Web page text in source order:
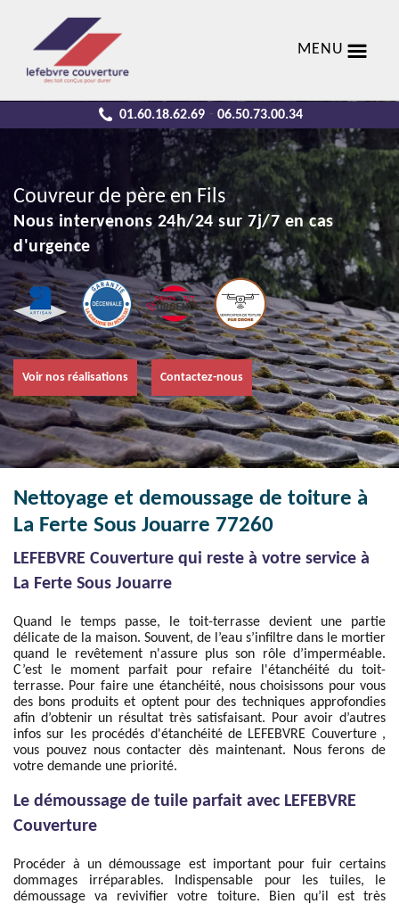
MENU
01.60.18.62.69 - 06.50.73.00.34
Couvreur de père en Fils
Nous intervenons 24h/24 sur 7j/7 en cas
d'urgence
Voir nos réalisations Contactez-nous
Nettoyage et demoussage de toiture à
La Ferte Sous Jouarre 77260
LEFEBVRE Couverture qui reste à votre service à
La Ferte Sous Jouarre
Quand le temps passe, le toit-terrasse devient une partie
délicate de la maison. Souvent, de l’eau s’infiltre dans le mortier
quand le revêtement n'assure plus son rôle d’imperméable.
C’est le moment parfait pour refaire l'étanchéité du toit-
terrasse. Pour faire une étanchéité, nous choisissons pour vous
des bons produits et optent pour des techniques approfondies
afin d’obtenir un résultat très satisfaisant. Pour avoir d’autres
infos sur les procédés d'étanchéité de LEFEBVRE Couverture ,
vous pouvez nous contacter dès maintenant. Nous ferons de
votre demande une priorité.
Le démoussage de tuile parfait avec LEFEBVRE
Couverture
Procéder à un démoussage est important pour fuir certains
dommages irréparables. Indispensable pour les tuiles, le
démoussage va revivifier votre toiture. Bien qu’il est très